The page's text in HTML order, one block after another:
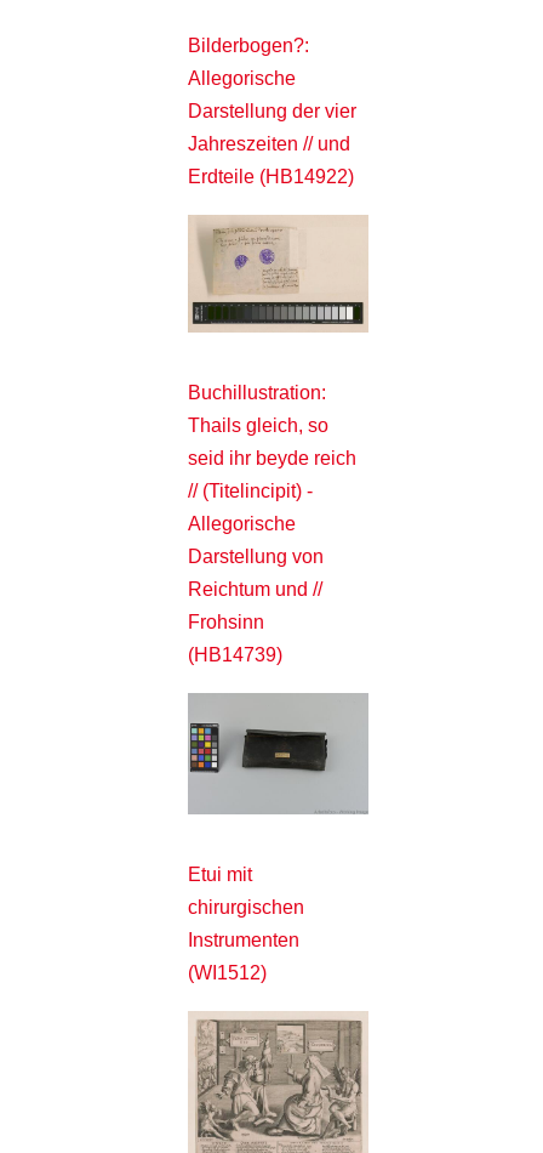
Bilderbogen?:
Allegorische
Darstellung der vier
Jahreszeiten // und
Erdteile (HB14922)
Buchillustration:
Thails gleich, so
seid ihr beyde reich
// (Titelincipit) -
Allegorische
Darstellung von
Reichtum und //
Frohsinn
(HB14739)
Etui mit
chirurgischen
Instrumenten
(WI1512)